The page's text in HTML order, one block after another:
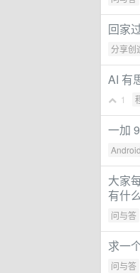
回家
分享创
AI 有
1
一加
Android
大家
有什
问与答
求一
问与答